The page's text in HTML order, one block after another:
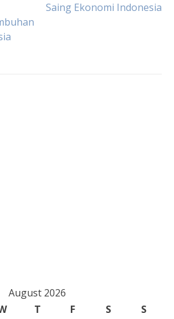
Saing Ekonomi Indonesia
August 2026
T F S
S